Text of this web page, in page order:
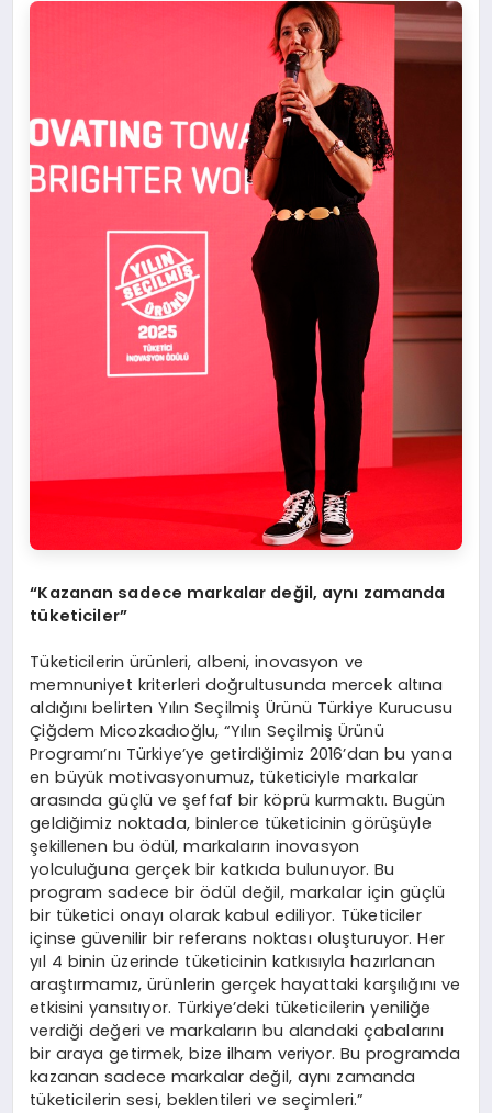
“Kazanan sadece markalar değil, aynı zamanda
tüketiciler”
Tüketicilerin ürünleri, albeni, inovasyon ve
memnuniyet kriterleri doğrultusunda mercek altına
aldığını belirten Yılın Seçilmiş Ürünü Türkiye Kurucusu
Çiğdem Micozkadıoğlu, “Yılın Seçilmiş Ürünü
Programı’nı Türkiye’ye getirdiğimiz 2016’dan bu yana
en büyük motivasyonumuz, tüketiciyle markalar
arasında güçlü ve şeffaf bir köprü kurmaktı. Bugün
geldiğimiz noktada, binlerce tüketicinin görüşüyle
şekillenen bu ödül, markaların inovasyon
yolculuğuna gerçek bir katkıda bulunuyor. Bu
program sadece bir ödül değil, markalar için güçlü
bir tüketici onayı olarak kabul ediliyor. Tüketiciler
içinse güvenilir bir referans noktası oluşturuyor. Her
yıl 4 binin üzerinde tüketicinin katkısıyla hazırlanan
araştırmamız, ürünlerin gerçek hayattaki karşılığını ve
etkisini yansıtıyor. Türkiye’deki tüketicilerin yeniliğe
verdiği değeri ve markaların bu alandaki çabalarını
bir araya getirmek, bize ilham veriyor. Bu programda
kazanan sadece markalar değil, aynı zamanda
tüketicilerin sesi, beklentileri ve seçimleri.”